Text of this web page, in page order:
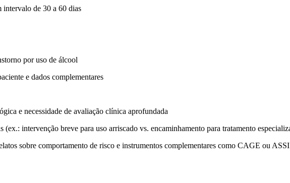
intervalo de 30 a 60 dias
por uso de álcool
e dados complementares
e necessidade de avaliação clínica aprofundada
intervenção breve para uso arriscado vs. encaminhamento para tratamento
sobre comportamento de risco e instrumentos complementares como CAGE ou